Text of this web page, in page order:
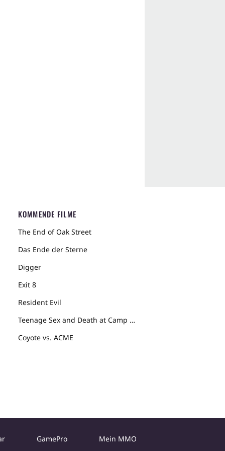
KOMMENDE FILME
The End of Oak Street
Das Ende der Sterne
Digger
Exit 8
Resident Evil
Teenage Sex and Death at Camp Miasma
Coyote vs. ACME
GamePro Mein MMO